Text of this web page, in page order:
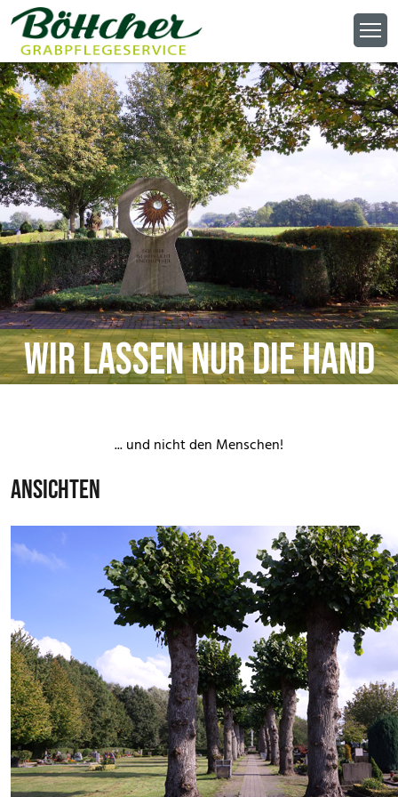
Wir lassen nur die Hand
... und nicht den Menschen!
ANSICHTEN